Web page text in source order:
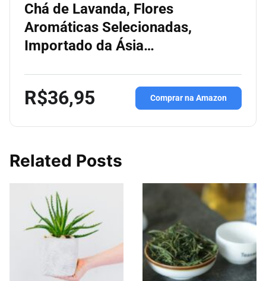
Chá de Lavanda, Flores
Aromáticas Selecionadas,
Importado da Ásia…
R$36,95 Comprar na Amazon
Related Posts